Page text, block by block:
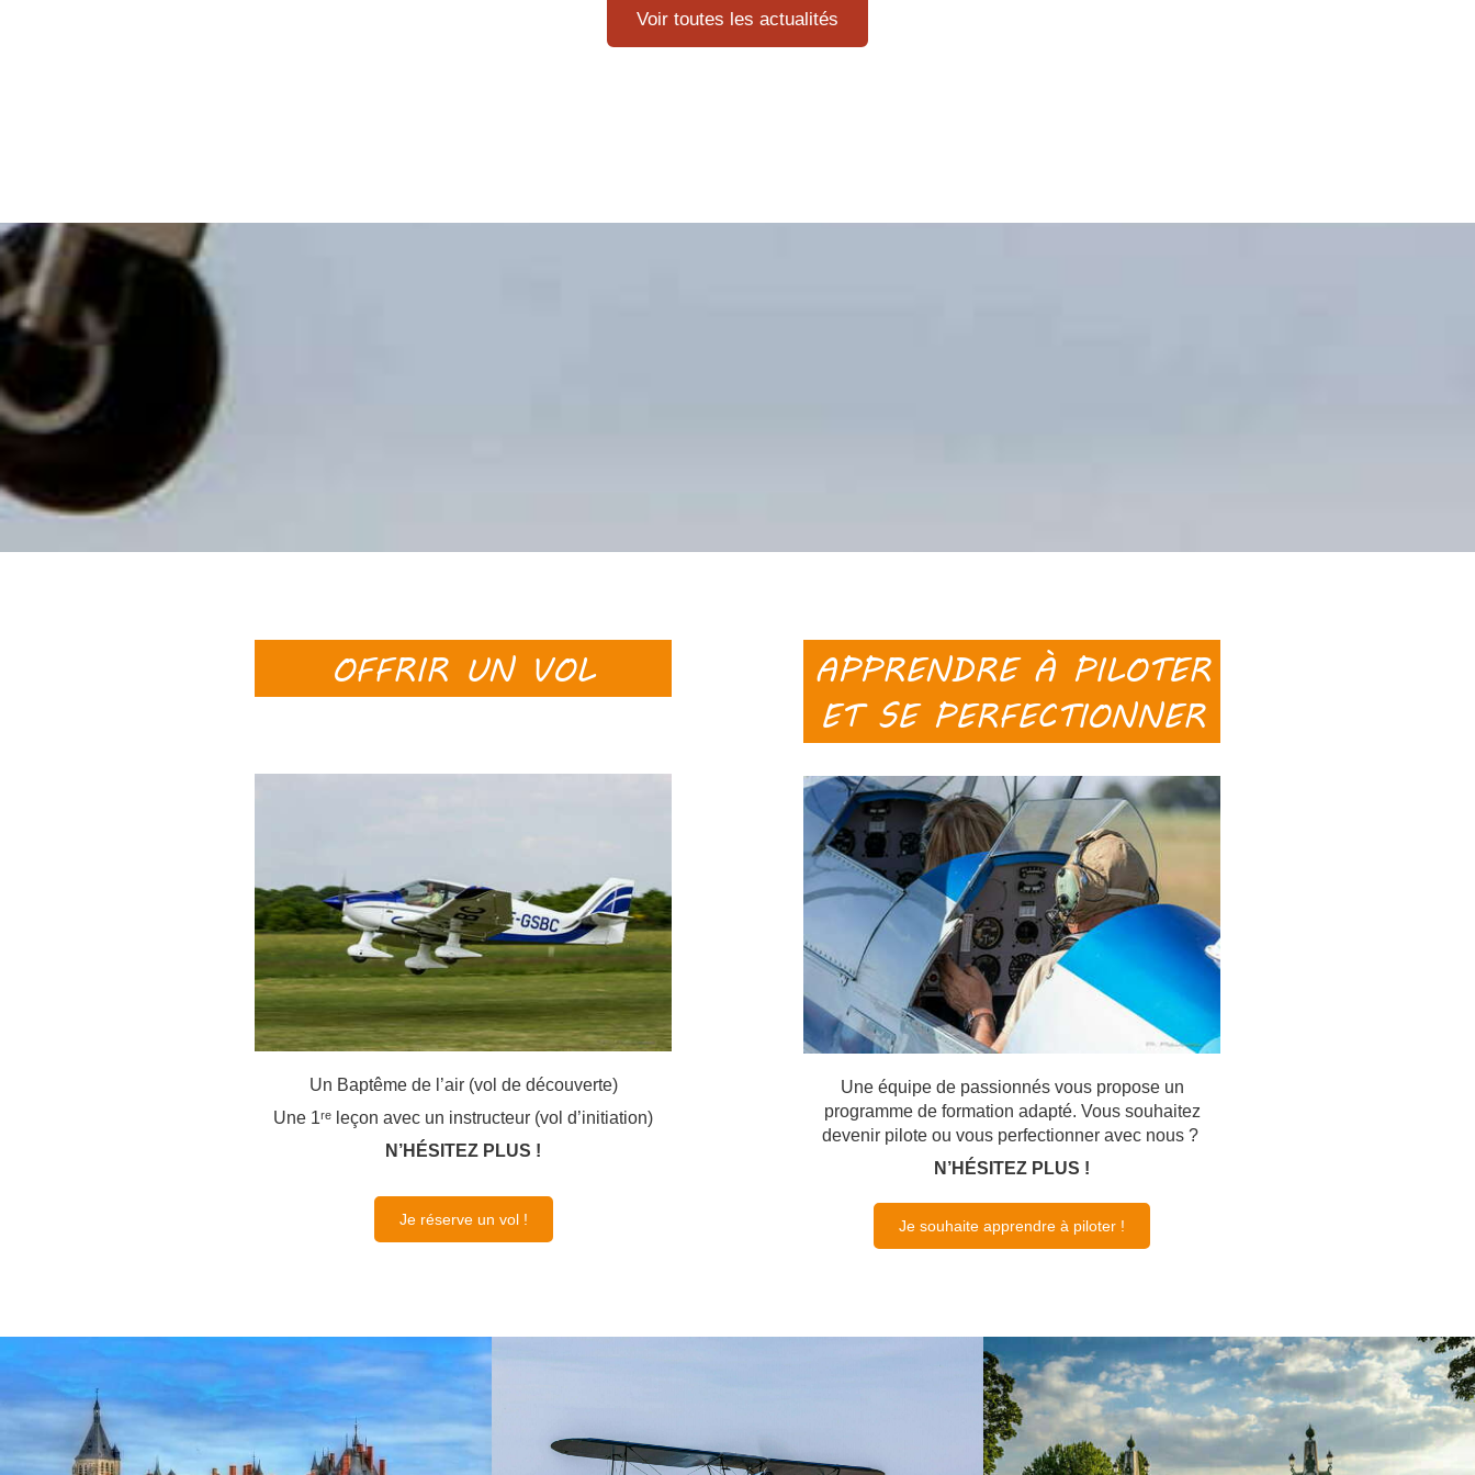
Voir toutes les actualités
OFFRIR UN VOL
Un Baptême de l’air (vol de découverte)
Une 1ʳᵉ leçon avec un instructeur (vol d’initiation)
N’HÉSITEZ PLUS !
Je réserve un vol !
APPRENDRE À PILOTER
ET SE PERFECTIONNER
Une équipe de passionnés vous propose un
programme de formation adapté. Vous souhaitez
devenir pilote ou vous perfectionner avec nous ?
N’HÉSITEZ PLUS !
Je souhaite apprendre à piloter !